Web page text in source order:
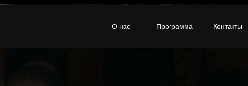
О нас Программа Контакты